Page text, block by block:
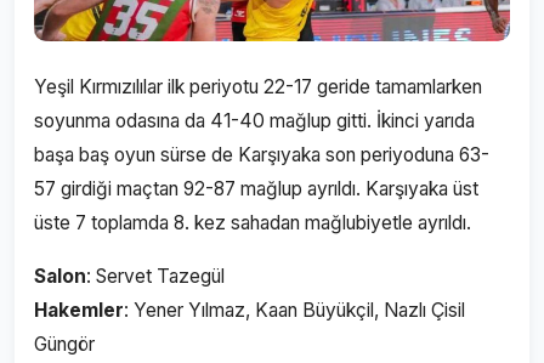
Yeşil Kırmızılılar ilk periyotu 22-17 geride tamamlarken
soyunma odasına da 41-40 mağlup gitti. İkinci yarıda
başa baş oyun sürse de Karşıyaka son periyoduna 63-
57 girdiği maçtan 92-87 mağlup ayrıldı. Karşıyaka üst
üste 7 toplamda 8. kez sahadan mağlubiyetle ayrıldı.
Salon: Servet Tazegül
Hakemler: Yener Yılmaz, Kaan Büyükçil, Nazlı Çisil
Güngör